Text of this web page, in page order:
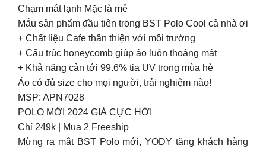
Chạm mát lạnh Mặc là mê
Mẫu sản phẩm đầu tiên trong BST Polo Cool cả nhà ơi
+ Chất liệu Cafe thân thiện với môi trường
+ Cấu trúc honeycomb giúp áo luôn thoáng mát
+ Khả năng cản tới 99.6% tia UV trong mùa hè
Áo có đủ size cho mọi người, trải nghiệm nào!
MSP: APN7028
POLO MỚI 2024 GIÁ CỰC HỜI
Chỉ 249k | Mua 2 Freeship
Mừng ra mắt BST Polo mới, YODY tặng khách hàng